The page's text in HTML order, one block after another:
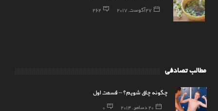
27 آگوست, 2017 262
مطالب تصادفی
چگونه چاق شویم؟ – قسمت اول
20 دسامبر, 2014 0